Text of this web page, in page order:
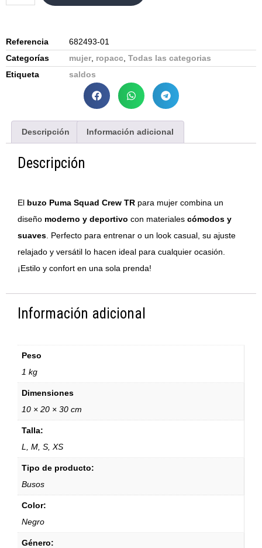
Referencia
682493-01
Categorías
mujer, ropacc, Todas las categorias
Etiqueta
saldos
Descripción Información adicional
Descripción
El buzo Puma Squad Crew TR para mujer combina un
diseño moderno y deportivo con materiales cómodos y
suaves . Perfecto para entrenar o un look casual, su ajuste
relajado y versátil lo hacen ideal para cualquier ocasión.
¡Estilo y confort en una sola prenda!
Información adicional
Peso
1 kg
Dimensiones
10 × 20 × 30 cm
Talla:
L, M, S, XS
Tipo de producto:
Busos
Color:
Negro
Género: